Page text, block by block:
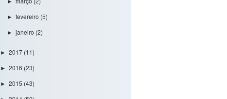
►fevereiro (5)
►janeiro (2)
► 2017 (11)
► 2016 (23)
► 2015 (43)